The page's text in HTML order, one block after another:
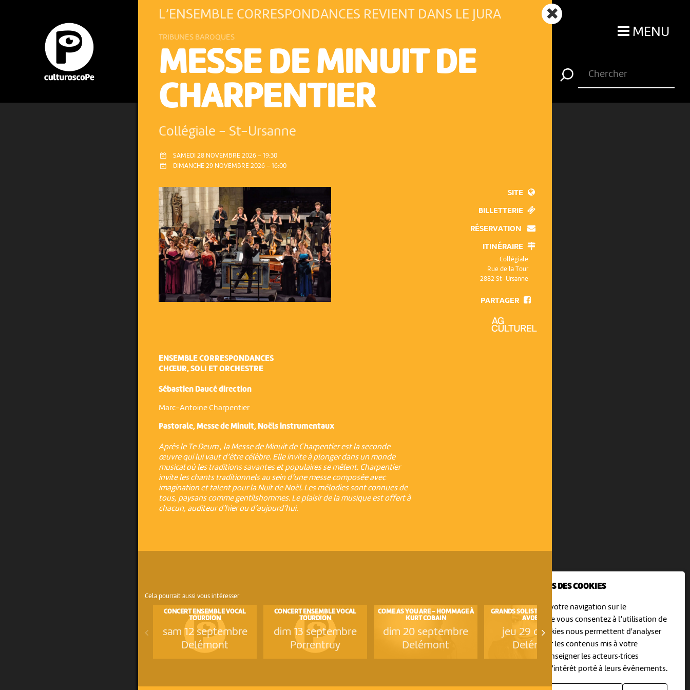
NOUS UTILISONS DES COOKIES
En poursuivant votre navigation sur le
culturoscoPe site vous consentez à l’utilisation de
cookies. Les cookies nous permettent d'analyser
le trafic, d’affiner les contenus mis à votre
disposition et renseigner les acteurs·trices
culturel·le·s sur l'intérêt porté à leurs événements.
MENU
SAMEDI 28 NOVEMBRE 2026 – 19:30
DIMANCHE 29 NOVEMBRE 2026 – 16:00
L’ENSEMBLE CORRESPONDANCES REVIENT DANS LE JURA
TRIBUNES BAROQUES
MESSE DE MINUIT DE
CHARPENTIER
Collégiale - St-Ursanne
ENSEMBLE CORRESPONDANCES
CHŒUR, SOLI ET ORCHESTRE
Sébastien Daucé direction
Marc-Antoine Charpentier
Pastorale, Messe de Minuit, Noëls instrumentaux
Après le Te Deum , la Messe de Minuit de Charpentier est la seconde
œuvre qui lui vaut d’être célèbre. Elle invite à plonger dans un monde
musical où les traditions savantes et populaires se mêlent. Charpentier
invite les chants traditionnels au sein d’une messe composée avec
imagination et talent pour la Nuit de Noël. Les mélodies sont connues de
tous, paysans comme gentilshommes. Le plaisir de la musique est offert à
chacun, auditeur d’hier ou d’aujourd’hui.
SITE
BILLETTERIE
RÉSERVATION
ITINÉRAIRE
Collégiale
Rue de la Tour
2882 St-Ursanne
PARTAGER
Cela pourrait aussi vous intéresser
CONCERT ENSEMBLE VOCAL
TOURDION
sam 12 septembre
Delémont
CONCERT ENSEMBLE VOCAL
TOURDION
dim 13 septembre
Porrentruy
COME AS YOU ARE - HOMMAGE À
KURT COBAIN
dim 20 septembre
Delémont
GRANDS SOLISTES - YULIANNA
AVDEEVA
jeu 29 octobre
Delémont
TOURDION
sam 31 octobre
Moutier